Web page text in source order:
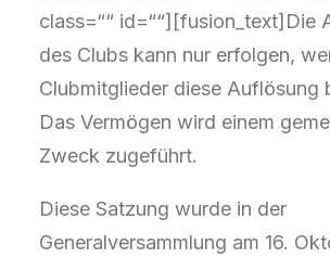
class=““ id=““][fusion_text]Die
des Clubs kann nur erfolgen,
Clubmitglieder diese Auflösung
Das Vermögen wird einem
Zweck zugeführt.
Diese Satzung wurde in der
Generalversammlung am 16.